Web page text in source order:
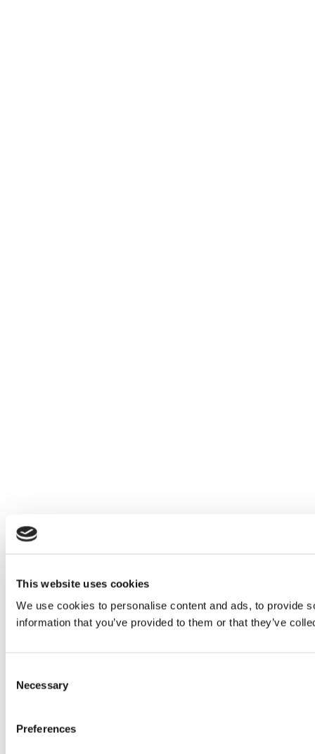
This website uses cookies
We use cookies to personalise content and ads, to provide
information that you’ve provided to them or that they’ve
Selection
Necessary
Preferences